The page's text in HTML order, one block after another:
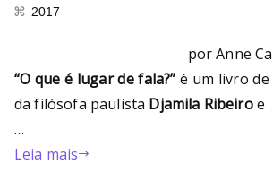
2017
por Anne
“O que é lugar de fala?” é um livro
da filósofa paulista Djamila Ribeiroe
…
Leia mais